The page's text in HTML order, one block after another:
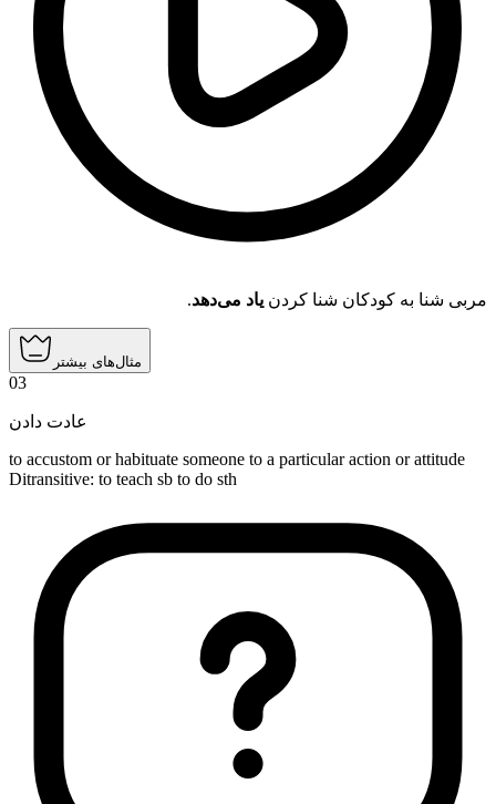
مربی شنا به کودکان شنا کردن یاد می‌دهد.
مثال‌های بیشتر
03
عادت دادن
to accustom or habituate someone to a particular action or attitude
Ditransitive: to teach sb to do sth